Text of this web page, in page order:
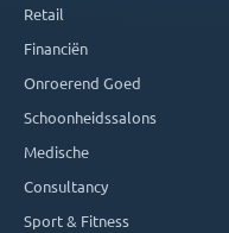
Retail
Financiën
Onroerend Goed
Schoonheidssalons
Medische
Consultancy
Sport & Fitness